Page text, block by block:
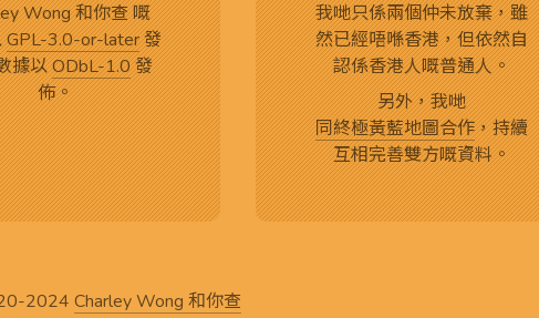
Wong 和你查 嘅
GPL-3.0-or-later發
據以ODbL-1.0發
佈。
我哋只係兩個仲未放棄，雖
然已經唔喺香港，但依然自
認係香港人嘅普通人。
另外，我哋
同終極黃藍地圖合作，持續
互相完善雙方嘅資料。
2024 Charley Wong 和你查